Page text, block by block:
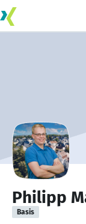
Philipp
Basis